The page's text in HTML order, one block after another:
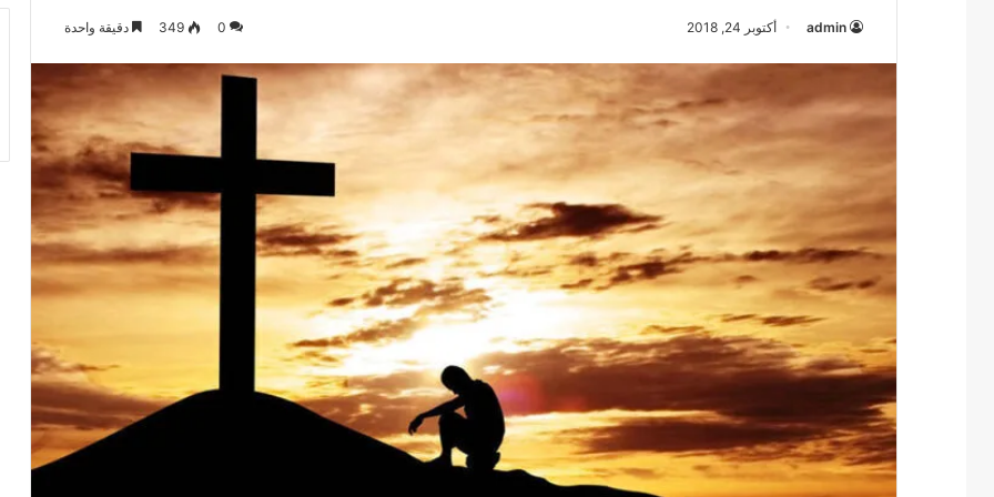
admin أكتوبر 24, 2018 0
349 دقيقة واحدة